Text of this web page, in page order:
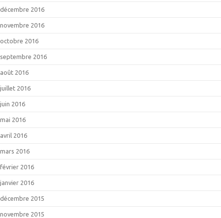
décembre 2016
novembre 2016
octobre 2016
septembre 2016
août 2016
juillet 2016
juin 2016
mai 2016
avril 2016
mars 2016
février 2016
janvier 2016
décembre 2015
novembre 2015